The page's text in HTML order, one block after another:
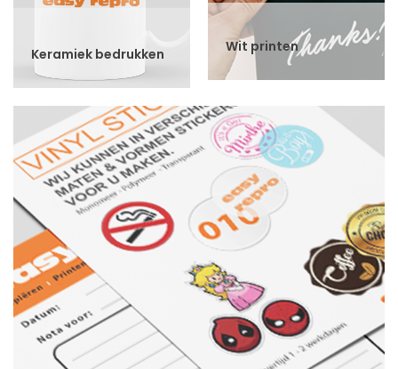
Keramiek bedrukken Wit printen